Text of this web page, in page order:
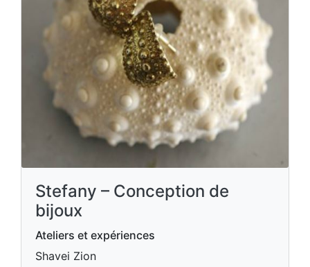
Stefany – Conception de
bijoux
Ateliers et expériences
Shavei Zion